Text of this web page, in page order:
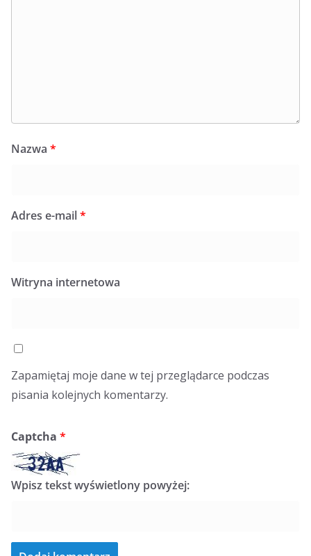
Nazwa *
Adres e-mail*
Witryna internetowa
Zapamiętaj moje dane w tej przeglądarce podczas
pisania kolejnych komentarzy.
Captcha *
Wpisz tekst wyświetlony powyżej: